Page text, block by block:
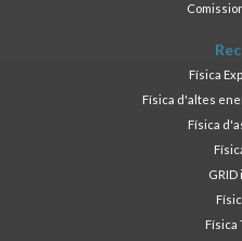
Física
Física d'altes
Física
GRID
Física